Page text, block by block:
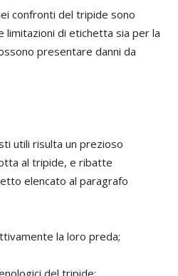
confronti del tripide sono
limitazioni di etichetta sia per la
presentare danni da
utili risulta un prezioso
al tripide, e ribatte
elencato al paragrafo
la loro preda;